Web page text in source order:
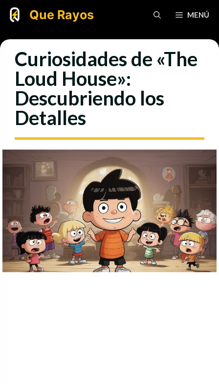
Saltar
Que Rayos MENÚ
Curiosidades de «The
Loud House»:
Descubriendo los
Detalles